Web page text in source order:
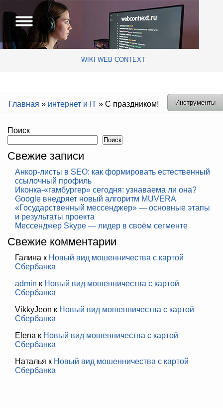
WIKI WEB CONTEXT
Главная » интернет и IT » С праздником! Инструменты
Поиск
Поиск
Свежие записи
Анкор-листы в SEO: как формировать естественный
ссылочный профиль
Иконка-«гамбургер» сегодня: узнаваема ли она?
Google внедряет новый алгоритм MUVERA
«Государственный мессенджер» — основные этапы
и результаты проекта
Мессенджер Skype — лидер в своём сегменте
Свежие комментарии
Галина к Новый вид мошенничества с картой
Сбербанка
admin к Новый вид мошенничества с картой
Сбербанка
VikkyJeon к Новый вид мошенничества с картой
Сбербанка
Elena к Новый вид мошенничества с картой
Сбербанка
Наталья к Новый вид мошенничества с картой
Сбербанка